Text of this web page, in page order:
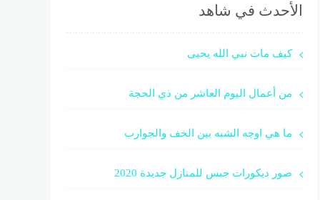
الأحدث في شاهد
كيف مات نبي الله يحيى
من أعمال اليوم العاشر من ذي الحجة
ما هي اوجه الشبه بين الخف والجوارب
صور ديكورات جبس للمنازل جديدة 2020